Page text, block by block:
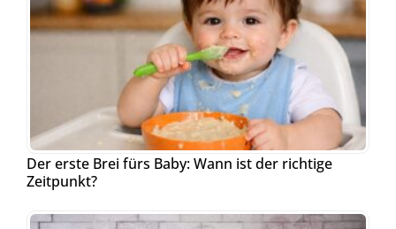
Der erste Brei fürs Baby: Wann ist der richtige
Zeitpunkt?